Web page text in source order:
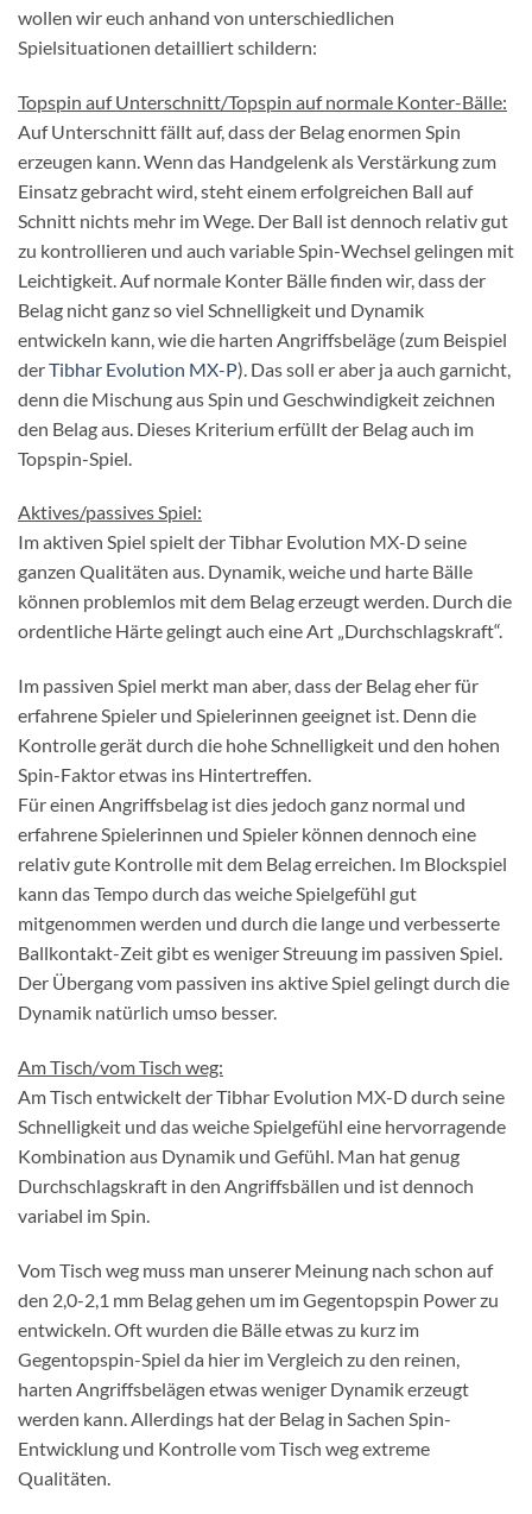
wollen wir euch anhand von unterschiedlichen
Spielsituationen detailliert schildern:
Topspin auf Unterschnitt/Topspin auf normale Konter-Bälle:
Auf Unterschnitt fällt auf, dass der Belag enormen Spin
erzeugen kann. Wenn das Handgelenk als Verstärkung zum
Einsatz gebracht wird, steht einem erfolgreichen Ball auf
Schnitt nichts mehr im Wege. Der Ball ist dennoch relativ gut
zu kontrollieren und auch variable Spin-Wechsel gelingen mit
Leichtigkeit. Auf normale Konter Bälle finden wir, dass der
Belag nicht ganz so viel Schnelligkeit und Dynamik
entwickeln kann, wie die harten Angriffsbeläge (zum Beispiel
derTibhar Evolution MX-P). Das soll er aber ja auch garnicht,
denn die Mischung aus Spin und Geschwindigkeit zeichnen
den Belag aus. Dieses Kriterium erfüllt der Belag auch im
Topspin-Spiel.
Aktives/passives Spiel:
Im aktiven Spiel spielt der Tibhar Evolution MX-D seine
ganzen Qualitäten aus. Dynamik, weiche und harte Bälle
können problemlos mit dem Belag erzeugt werden. Durch die
ordentliche Härte gelingt auch eine Art „Durchschlagskraft“.
Im passiven Spiel merkt man aber, dass der Belag eher für
erfahrene Spieler und Spielerinnen geeignet ist. Denn die
Kontrolle gerät durch die hohe Schnelligkeit und den hohen
Spin-Faktor etwas ins Hintertreffen.
Für einen Angriffsbelag ist dies jedoch ganz normal und
erfahrene Spielerinnen und Spieler können dennoch eine
relativ gute Kontrolle mit dem Belag erreichen. Im Blockspiel
kann das Tempo durch das weiche Spielgefühl gut
mitgenommen werden und durch die lange und verbesserte
Ballkontakt-Zeit gibt es weniger Streuung im passiven Spiel.
Der Übergang vom passiven ins aktive Spiel gelingt durch die
Dynamik natürlich umso besser.
Am Tisch/vom Tisch weg:
Am Tisch entwickelt der Tibhar Evolution MX-D durch seine
Schnelligkeit und das weiche Spielgefühl eine hervorragende
Kombination aus Dynamik und Gefühl. Man hat genug
Durchschlagskraft in den Angriffsbällen und ist dennoch
variabel im Spin.
Vom Tisch weg muss man unserer Meinung nach schon auf
den 2,0-2,1 mm Belag gehen um im Gegentopspin Power zu
entwickeln. Oft wurden die Bälle etwas zu kurz im
Gegentopspin-Spiel da hier im Vergleich zu den reinen,
harten Angriffsbelägen etwas weniger Dynamik erzeugt
werden kann. Allerdings hat der Belag in Sachen Spin-
Entwicklung und Kontrolle vom Tisch weg extreme
Qualitäten.